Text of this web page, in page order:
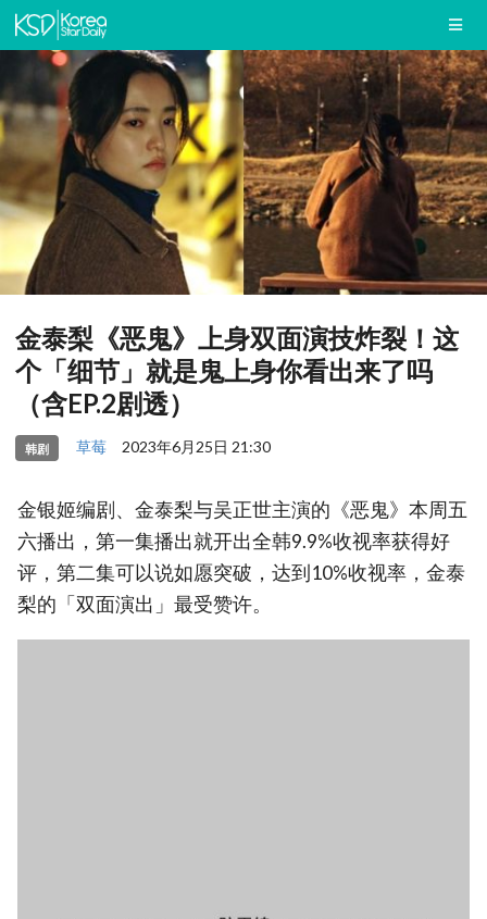
金泰梨《恶鬼》上身双面演技炸裂！这
个「细节」就是鬼上身你看出来了吗
（含EP.2剧透）
韩剧 草莓 2023年6月25日 21:30
金银姬编剧、金泰梨与吴正世主演的《恶鬼》本周五
六播出，第一集播出就开出全韩9.9%收视率获得好
评，第二集可以说如愿突破，达到10%收视率，金泰
梨的「双面演出」最受赞许。